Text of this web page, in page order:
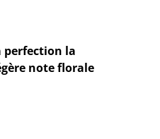
perfection la
note florale